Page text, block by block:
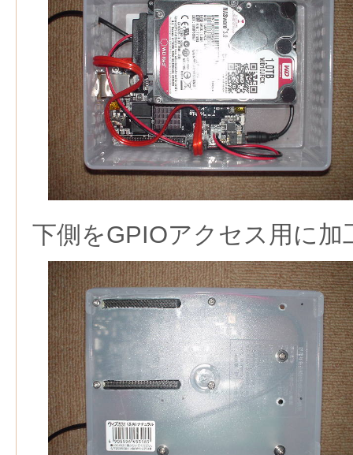
下側をGPIOアクセス用に加